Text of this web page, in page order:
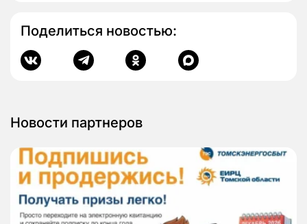
Поделиться новостью:
Новости партнеров